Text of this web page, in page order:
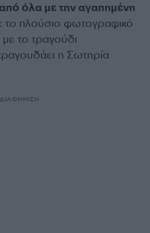
όλα με την αγαπημένη
το πλούσιο φωτογραφικό
με το τραγούδι
η Σωτηρία
ΔΙΑΦΗΜΙΣΗ